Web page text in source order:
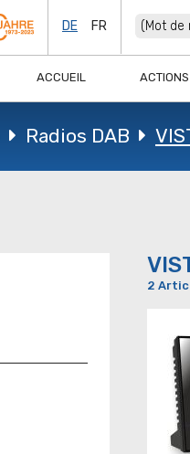
DE FR
ACCUEIL ACTIONS
Radios DAB
2